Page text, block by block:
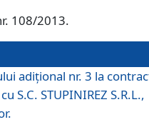
108/2013.
adițional nr. 3 la
S.C. STUPINIREZ S.R.L.,